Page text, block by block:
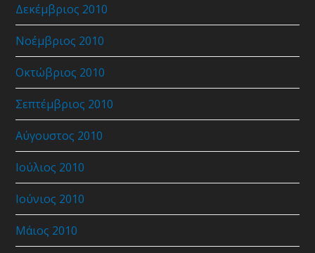
Δεκέμβριος 2010
Νοέμβριος 2010
Οκτώβριος 2010
Σεπτέμβριος 2010
Αύγουστος 2010
Ιούλιος 2010
Ιούνιος 2010
Μάιος 2010